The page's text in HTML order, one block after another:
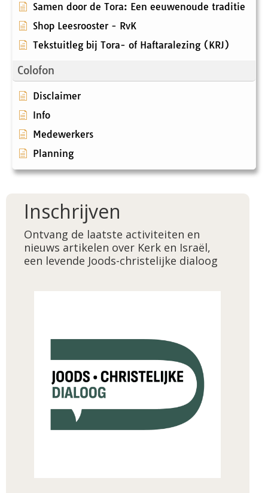
Samen door de Tora: Een eeuwenoude traditie
Shop Leesrooster - RvK
Tekstuitleg bij Tora- of Haftaralezing (KRJ)
Colofon
Disclaimer
Info
Medewerkers
Planning
Inschrijven
Ontvang de laatste activiteiten en
nieuws artikelen over Kerk en Israël,
een levende Joods-christelijke dialoog